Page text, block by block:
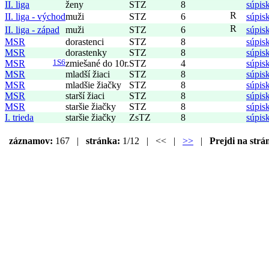
II. liga
ženy STZ 8
II. liga - východmuži STZ 6 R
II. liga - západ
muži STZ 6 R
MSR
dorastenci STZ 8
MSR
dorastenky STZ 8
1S6
MSR zmiešané do 10r.STZ 4
MSR
mladší žiaci STZ 8
MSR
mladšie žiačky STZ 8
MSR
starší žiaci STZ 8
MSR
staršie žiačky STZ 8
I. trieda
staršie žiačky ZsTZ 8
záznamov: 167 | stránka: 1/12 | << | >> | Prejdi na